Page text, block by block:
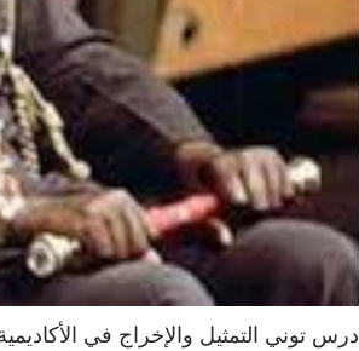
درس توني التمثيل والإخراج في